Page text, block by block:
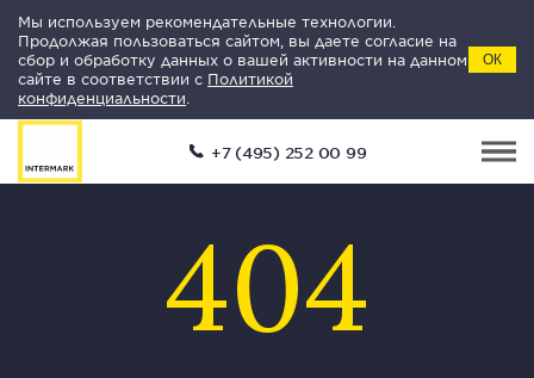
Мы используем рекомендательные технологии.
Продолжая пользоваться сайтом, вы даете согласие на
сбор и обработку данных о вашей активности на данном
сайте в соответствии с Политикой
конфиденциальности
ОК
+7 (495) 252 00 99
404